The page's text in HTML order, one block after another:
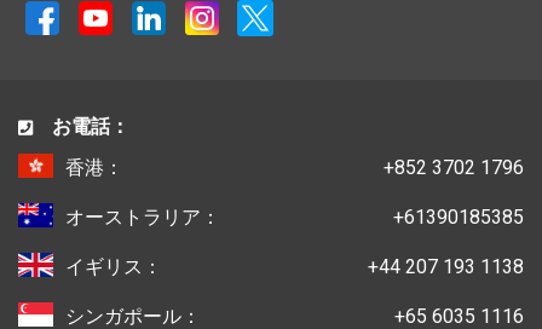
お電話：
香港：
+852 3702 1796
オーストラリア： +61390185385
イギリス： +44 207 193 1138
シンガポール： +65 6035 1116